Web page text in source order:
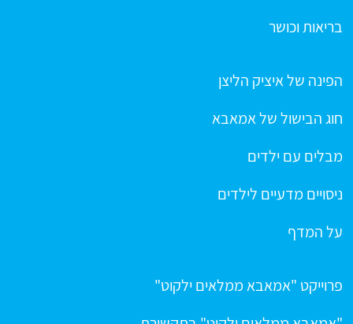
בריאות וכושר
הפינה של איציק הליצן
חוג הבישול של אמאבא
מבלים עם ילדים
ניסויים מדעיים לילדים
על המדף
פרוייקט "אמאבא ממלאים ילקוט"